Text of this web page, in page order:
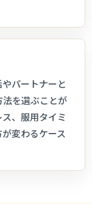
パートナーと
を選ぶことが
、服用タイミ
変わるケース